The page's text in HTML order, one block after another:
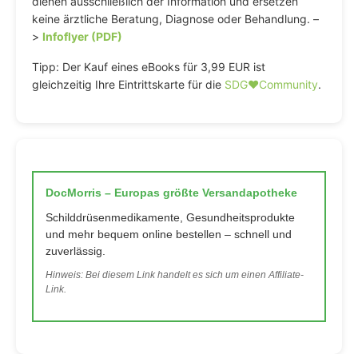
keine ärztliche Beratung, Diagnose oder Behandlung. –
> Infoflyer (PDF)
Tipp: Der Kauf eines eBooks für 3,99 EUR ist
gleichzeitig Ihre Eintrittskarte für die SDG♥️Community.
DocMorris – Europas größte Versandapotheke
Schilddrüsenmedikamente, Gesundheitsprodukte
und mehr bequem online bestellen – schnell und
zuverlässig.
Hinweis: Bei diesem Link handelt es sich um einen Affiliate-
Link.